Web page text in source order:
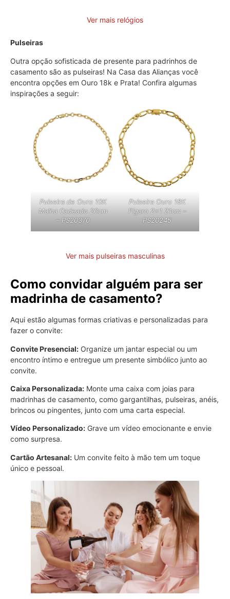
Ver mais relógios
Pulseiras
Outra opção sofisticada de presente para padrinhos de
casamento são as pulseiras! Na Casa das Alianças você
encontra opções em Ouro 18k e Prata! Confira algumas
inspirações a seguir:
Pulseira de Ouro 10K
Malha Cadeado 20cm
– PS20370
Pulseira Ouro 18K
Fígaro 2×1 21cm –
PS20245
Ver mais pulseiras masculinas
Como convidar alguém para ser
madrinha de casamento?
Aqui estão algumas formas criativas e personalizadas para
fazer o convite:
Convite Presencial: Organize um jantar especial ou um
encontro íntimo e entregue um presente simbólico junto ao
convite.
Caixa Personalizada: Monte uma caixa com joias para
madrinhas de casamento, como gargantilhas, pulseiras, anéis,
brincos ou pingentes, junto com uma carta especial.
Vídeo Personalizado: Grave um vídeo emocionante e envie
como surpresa.
Cartão Artesanal: Um convite feito à mão tem um toque
único e pessoal.